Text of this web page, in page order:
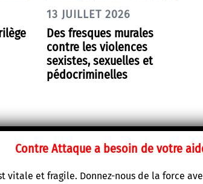
13 JUILLET 2026
Des fresques murales
contre les violences
sexistes, sexuelles et
pédocriminelles
Contre Attaque a besoin de votre
vitale et fragile. Donnez-nous de la force